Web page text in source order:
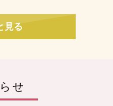
見る
せ